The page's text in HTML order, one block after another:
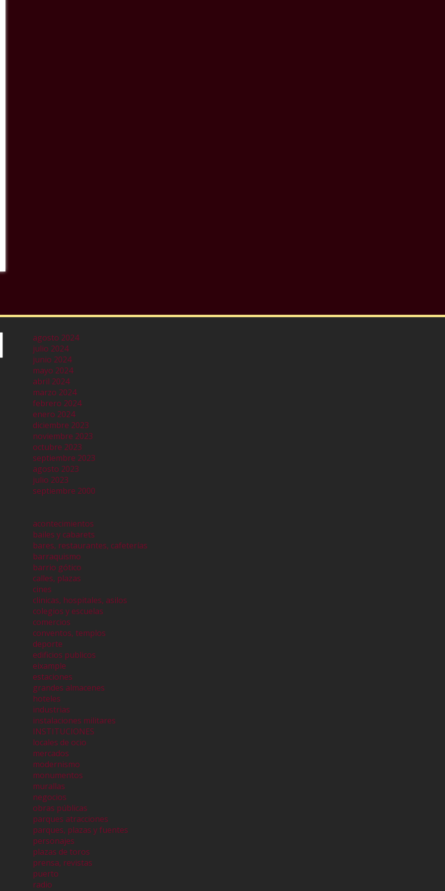
agosto 2024
julio 2024
junio 2024
mayo 2024
abril 2024
marzo 2024
febrero 2024
enero 2024
diciembre 2023
noviembre 2023
octubre 2023
septiembre 2023
agosto 2023
julio 2023
septiembre 2000
acontecimientos
bailes y cabarets
bares, restaurantes, cafeterías
barraquismo
barrio gótico
calles, plazas
cines
clinicas, hospitales, asilos
colegios y escuelas
comercios
conventos, templos
deporte
edificios publicos
eixample
estaciones
grandes almacenes
hoteles
industrias
instalaciones militares
INSTITUCIONES
locales de ocio
mercados
modernismo
monumentos
murallas
negocios
obras públicas
parques atracciones
parques, plazas y fuentes
personajes
plazas de toros
prensa, revistas
puerto
radio